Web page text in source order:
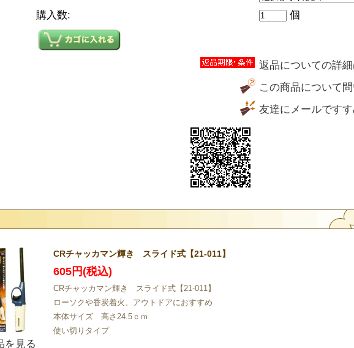
購入数: 個
返品についての詳
この商品について
友達にメールです
を見る
CRチャッカマン輝き スライド式【21-011】
605円(税込)
CRチャッカマン輝き スライド式【21-011】
ローソクや香炭着火、アウトドアにおすすめ
本体サイズ 高さ24.5ｃｍ
使い切りタイプ